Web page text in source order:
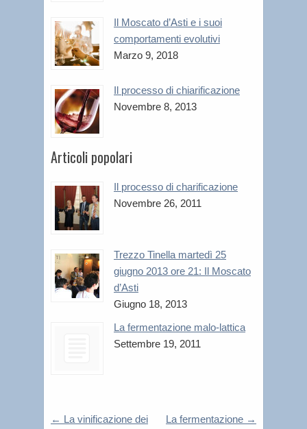
Il Moscato d’Asti e i suoi
comportamenti evolutivi
Marzo 9, 2018
Il processo di chiarificazione
Novembre 8, 2013
Articoli popolari
Il processo di charificazione
Novembre 26, 2011
Trezzo Tinella martedì 25
giugno 2013 ore 21: Il Moscato
d’Asti
Giugno 18, 2013
La fermentazione malo-lattica
Settembre 19, 2011
← La vinificazione dei
La fermentazione →